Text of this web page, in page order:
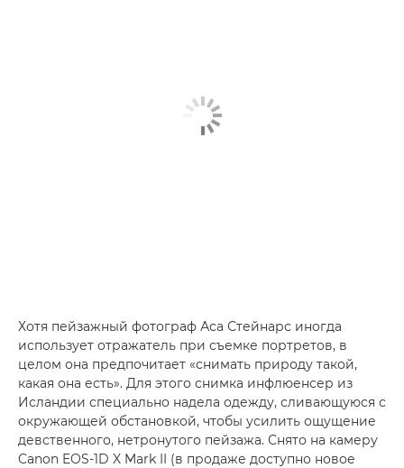
Хотя пейзажный фотограф Аса Стейнарс иногда
использует отражатель при съемке портретов, в
целом она предпочитает «снимать природу такой,
какая она есть». Для этого снимка инфлюенсер из
Исландии специально надела одежду, сливающуюся с
окружающей обстановкой, чтобы усилить ощущение
девственного, нетронутого пейзажа. Снято на камеру
Canon EOS-1D X Mark II (в продаже доступно новое